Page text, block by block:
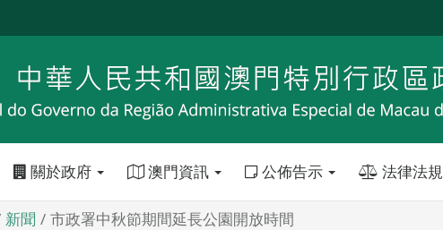
關於政府 澳門資訊 公佈告示 法律法規
新聞 市政署中秋節期間延長公園開放時間